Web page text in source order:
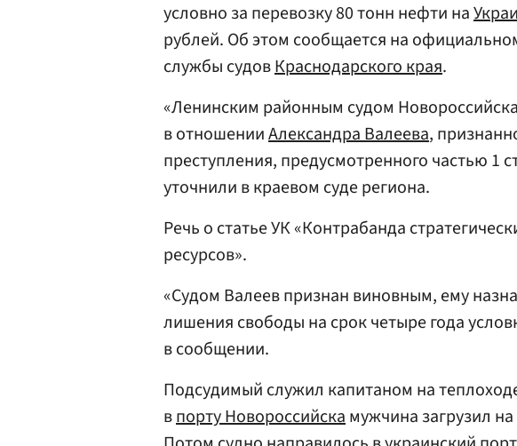
условно за перевозку 80 тонн нефти на
рублей. Об этом сообщается на
службы судовКраснодарского края.
«Ленинским районным судом
в отношенииАлександра Валеева,
преступления, предусмотренного частью 1
уточнили в краевом суде региона.
Речь о статье УК «Контрабанда
ресурсов».
«Судом Валеев признан виновным, ему
лишения свободы на срок четыре года
в сообщении.
Подсудимый служил капитаном на
впорту Новороссийскамужчина загрузил